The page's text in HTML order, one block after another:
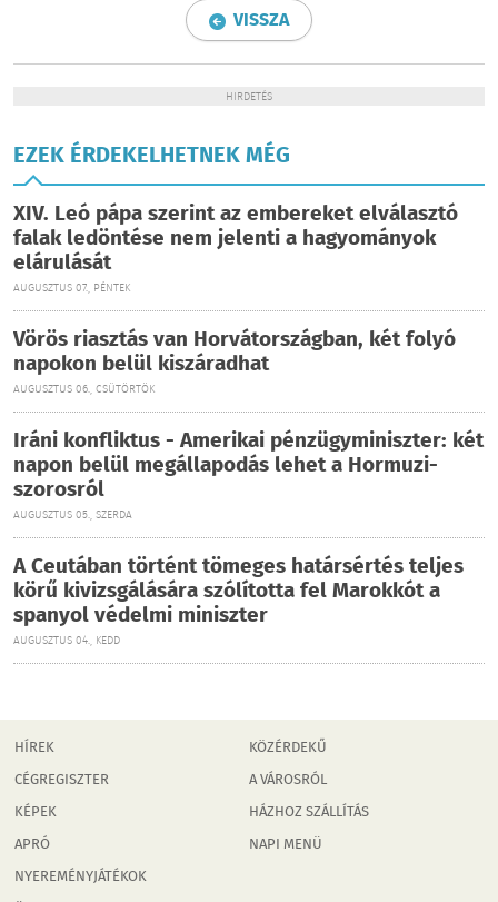
VISSZA
HIRDETÉS
EZEK ÉRDEKELHETNEK MÉG
XIV. Leó pápa szerint az embereket elválasztó
falak ledöntése nem jelenti a hagyományok
elárulását
AUGUSZTUS 07., PÉNTEK
Vörös riasztás van Horvátországban, két folyó
napokon belül kiszáradhat
AUGUSZTUS 06., CSÜTÖRTÖK
Iráni konfliktus - Amerikai pénzügyminiszter: két
napon belül megállapodás lehet a Hormuzi-
szorosról
AUGUSZTUS 05., SZERDA
A Ceutában történt tömeges határsértés teljes
körű kivizsgálására szólította fel Marokkót a
spanyol védelmi miniszter
AUGUSZTUS 04., KEDD
HÍREK
CÉGREGISZTER
KÉPEK
APRÓ
NYEREMÉNYJÁTÉKOK
KÖZÉRDEKŰ
A VÁROSRÓL
HÁZHOZ SZÁLLÍTÁS
NAPI MENÜ